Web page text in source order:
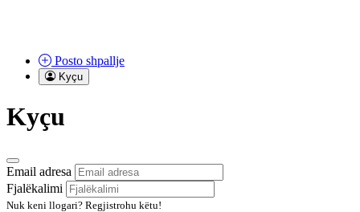
Posto shpallje
Kyçu
Kyçu
Email adresa
Fjalëkalimi
Nuk keni llogari? Regjistrohu këtu!